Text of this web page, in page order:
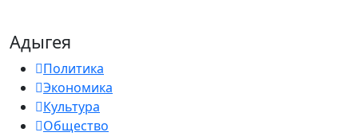
Адыгея
Политика
Экономика
Культура
Общество